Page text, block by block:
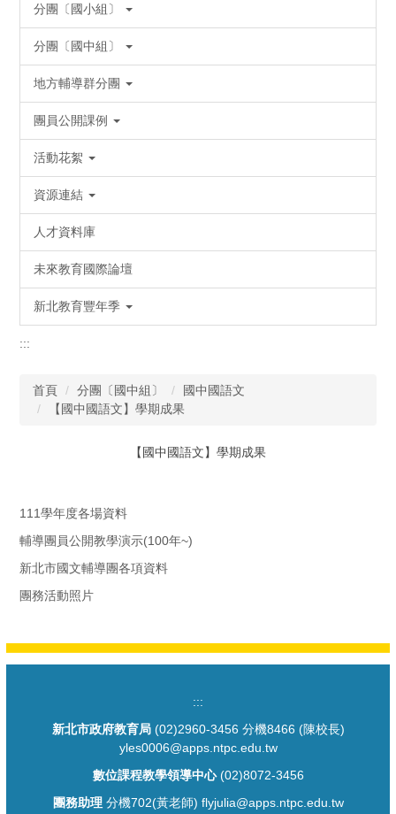
分團〔國小組〕
分團〔國中組〕
地方輔導群分團
團員公開課例
活動花絮
資源連結
人才資料庫
未來教育國際論壇
新北教育豐年季
:::
首頁 分團〔國中組〕
國中國語文
【國中國語文】學期成果
【國中國語文】學期成果
111學年度各場資料
輔導團員公開教學演示(100年~)
新北市國文輔導團各項資料
團務活動照片
:::
新北市政府教育局(02)2960-3456 分機8466 (陳校長)
yles0006@apps.ntpc.edu.tw
數位課程教學領導中心(02)8072-3456
團務助理分機702(黃老師) flyjulia@apps.ntpc.edu.tw